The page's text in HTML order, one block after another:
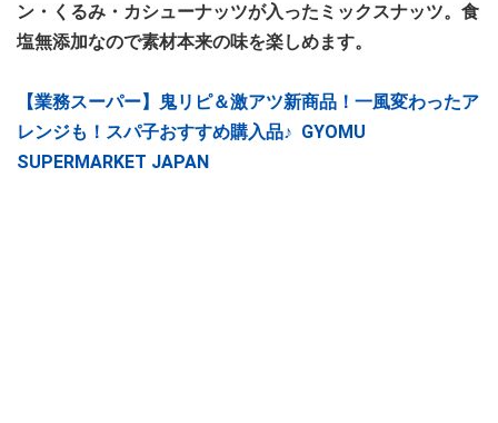
ン・くるみ・カシューナッツが入ったミックスナッツ。食
塩無添加なので素材本来の味を楽しめます。
【業務スーパー】鬼リピ＆激アツ新商品！一風変わったア
レンジも！スパ子おすすめ購入品♪ GYOMU
SUPERMARKET JAPAN